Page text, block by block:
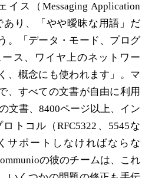
ス（Messaging Application
あり、「やや曖昧な用語」だ
。「データ・モード、プログ
ス、ワイヤ上のネットワー
、概念にも使われます」。マ
、すべての文書が自由に利用
文書、8400ページ以上、イン
トコル（RFC5322、5545な
サポートしなければならな
の彼のチームは、これ